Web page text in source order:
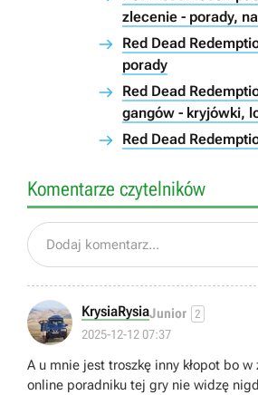
zlecenie - porady,
Red Dead
porady
Red Dead
gangów - kryjówki,
Red Dead
Komentarze czytelników
Dodaj komentarz...
KrysiaRysiaJunior 2
2025-12-12 07:37
A u mnie jest troszkę inny kłopot bo
online poradniku tej gry nie widzę